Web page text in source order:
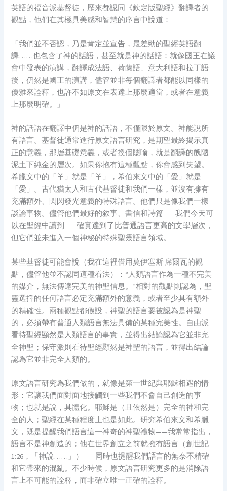
英語的福音派基督徒，歷來都認同《欽定版聖經》翻譯者的
觀點，他們在其極具美感和智慧的序言中說道：
「我們並不否認，乃是肯定並宣告，最差勁的聖經英語翻
譯……也包含了神的話語，甚至就是神的話語：就像國王在議
會中發表的演講，翻譯成法語、荷蘭語、意大利語和拉丁語
後，仍然是國王的演講，儘管並非每個翻譯者都能以同樣的
優雅來詮釋，也許不如原文在表達上那麼適當，或者在意義
上那麼明確。」
神的話語在翻譯中仍是神的話語，不僅限於原文。神能說所
有語言。基督徒通常進行原文語言研究，是期望最終揭示真
正的意義，那層基礎意義，或者換個隱喻，就是翻譯的醜陋
泥土下純金的層次。如果你抱有這種觀點，你會感到失望。
希臘文中的「羊」就是「羊」，希伯來文中的「愛」就是
「愛」。古代猶太人和古代基督徒和我們一樣，並沒有擁有
充滿額外、閃閃發光意義的特殊語言。他們只是像我們一樣
談論事物。儘管他們最好的敘事、書信和詩篇——我們今天可
以在聖經中讀到——確實達到了比普通語言更高的文學層次，
但它們並未進入一個神秘的特殊聖靈語言領域。
某些基督徒可能會說（我在這裡借用莫伊塞斯·席爾瓦的觀
點，儘管他並不認同這種看法）：“人類語言作為一種不完美
的媒介，無法傳達完美的神聖信息。”相對的觀點則認為，聖
靈選擇的任何語言必定充滿額外的意義，或者至少具有額外
的精確性。兩種觀點都假設，神聖的語言要被認為是神聖
的，必須帶有普通人類語言無法具備的某種完美性。自由派
看待聖經顯然是人類語言的事實，並得出結論認為它並非完
全神聖；保守派則看待聖經顯然是神聖的語言，並得出結論
認為它並非完全人類的。
原文語言研究為我們做的，就像是第一世紀與耶穌相遇的情
形：它讓我們面對面地接觸到一些我們不會自己創造的事
物；也就是說，具體化。耶穌是（且依然是）完全的神和完
全的人；聖經在某種程度上也是如此。研究希伯來文和希臘
文，既是提醒我們語言這一神奇的神聖禮物——我常常指出，
語言不是神創造的；他在世界創立之前就擁有語言（創世記
1:26，「神說……」）——同時也提醒我們語言的無奈不精確
和它帶來的混亂。不少時候，原文語言研究更多的是消除語
言上不可能的詮釋，而非確立唯一正確的詮釋。